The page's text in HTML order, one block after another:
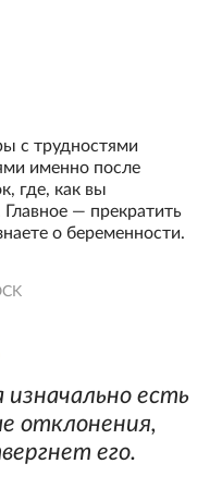
с трудностями
именно после
где, как вы
— прекратить
о беременности.
изначально есть
отклонения,
его.